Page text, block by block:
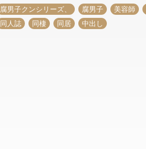
腐男子クンシリーズ、
腐男子 美容師
同人誌
同棲 同居 中出し